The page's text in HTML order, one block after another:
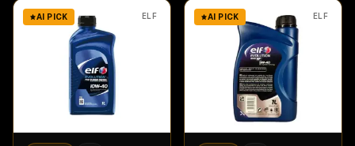
AI PICK ELF AI PICK ELF